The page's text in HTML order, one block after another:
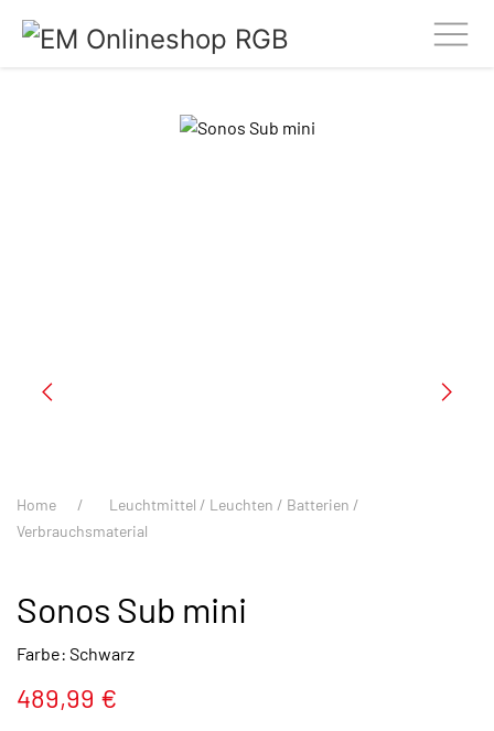
Home
Leuchtmittel / Leuchten / Batterien /
Verbrauchsmaterial
Sonos Sub mini
Farbe: Schwarz
489,99 €